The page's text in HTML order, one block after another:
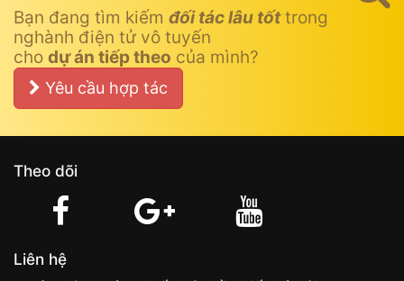
Bạn đang tìm kiếm đối tác lâu tốttrong
nghành điện tử vô tuyến
cho dự án tiếp theo của mình?
Yêu cầu hợp tác
Theo dõi
Liên hệ